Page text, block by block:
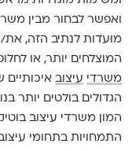
ואפשר לבחור מבין
מוּעדות לנתיב הזה,
המוצלחים יותר, או
משרדי עיצובאיכותיים
הגדולים בולטים יותר
המון משרדי עיצוב
התמחויות בתחומי